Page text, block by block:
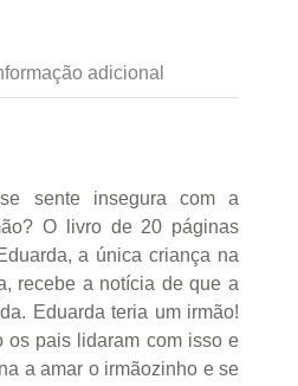
adicional
sente insegura com a
O livro de 20 páginas
a única criança na
recebe a notícia de que a
Eduarda teria um irmão!
os pais lidaram com isso e
a amar o irmãozinho e se